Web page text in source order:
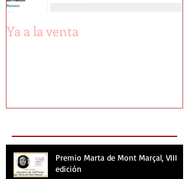
Ya a la venta
Premio Marta de Mont Marçal, VIII
edición